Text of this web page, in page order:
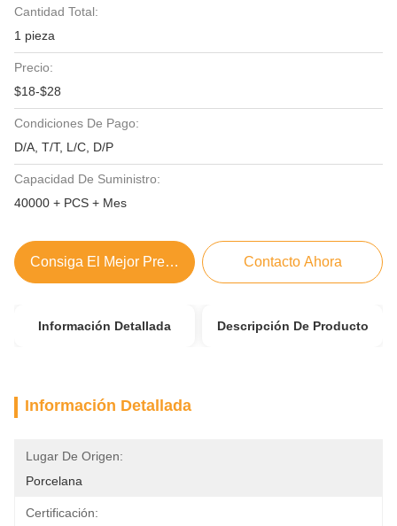
Cantidad Total:
1 pieza
Precio:
$18-$28
Condiciones De Pago:
D/A, T/T, L/C, D/P
Capacidad De Suministro:
40000 + PCS + Mes
Consiga El Mejor Precio Contacto Ahora
Información Detallada Descripción De Producto
Información Detallada
Lugar De Origen:
Porcelana
Certificación: